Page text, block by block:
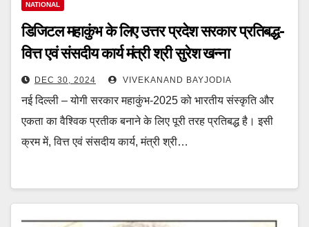
NATIONAL
डिजिटल महाकुंभ के लिए उत्तर प्रदेश सरकार प्रतिबद्ध-
वित्त एवं संसदीय कार्य मंत्री श्री सुरेश खन्ना
DEC 30, 2024 VIVEKANAND BAYJODIA
नई दिल्ली – योगी सरकार महाकुंभ-2025 को भारतीय संस्कृति और
एकता का वैश्विक प्रतीक बनाने के लिए पूरी तरह प्रतिबद्ध है। इसी
क्रम में, वित्त एवं संसदीय कार्य, मंत्री श्री…